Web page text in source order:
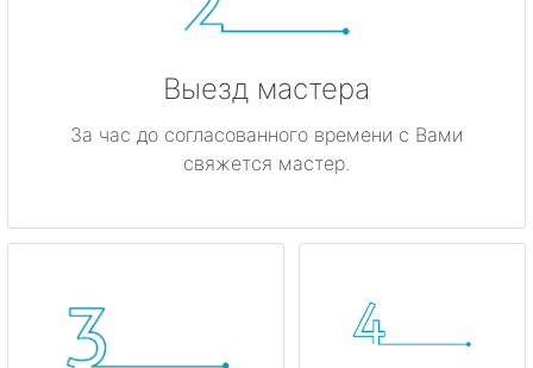
Выезд мастера
За час до согласованного времени с Вами
свяжется мастер.